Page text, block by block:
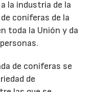
la industria de la
coníferas de la
toda la Unión y da
de coníferas se
de